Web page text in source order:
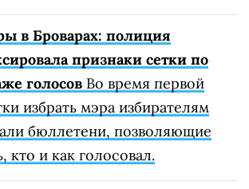
в Броварах: полиция
признаки сетки по
голосов Во время первой
избрать мэра избирателям
бюллетени, позволяющие
кто и как голосовал.